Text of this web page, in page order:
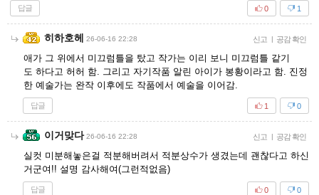
답글 1
0
히하호헤 26-06-16 22:28 신고 | 공감 확인
애가 그 위에서 미끄럼틀을 탔고 작가는 이리 보니 미끄럼틀 같기
도 하다고 허허 함. 그리고 자기작품 알린 아이가 봉황이라고 함. 진정
한 예술가는 완작 이후에도 작품에서 예술을 이어감.
답글 0
1
이거맞다 26-06-16 22:28 신고 | 공감 확인
실컷 미분해놓은걸 적분해버려서 적분상수가 생겼는데 괜찮다고 하신
거군여!! 설명 감사해여(그런적없음)
답글 0
0